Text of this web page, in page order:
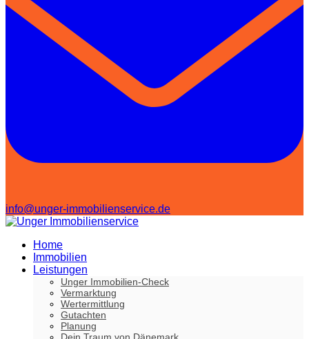
info@unger-immobilienservice.de
Home
Immobilien
Leistungen
Unger Immobilien-Check
Vermarktung
Wertermittlung
Gutachten
Planung